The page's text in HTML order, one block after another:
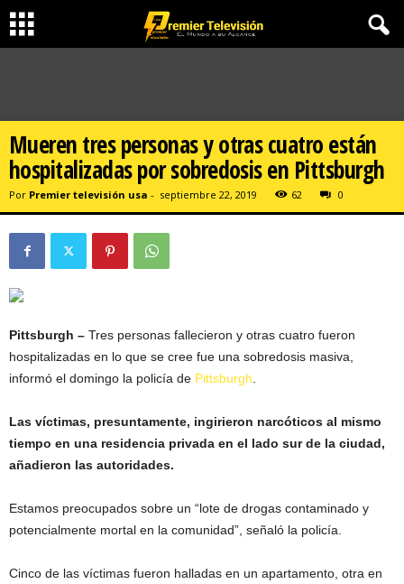
Mueren tres personas y otras cuatro están
hospitalizadas por sobredosis en Pittsburgh
Por Premier televisión usa - septiembre 22, 2019 62 0
Pittsburgh – Tres personas fallecieron y otras cuatro fueron
hospitalizadas en lo que se cree fue una sobredosis masiva,
informó el domingo la policía de Pittsburgh
Las víctimas, presuntamente, ingirieron narcóticos al mismo
tiempo en una residencia privada en el lado sur de la ciudad,
añadieron las autoridades.
Estamos preocupados sobre un “lote de drogas contaminado y
potencialmente mortal en la comunidad”, señaló la policía.
Cinco de las víctimas fueron halladas en un apartamento, otra en